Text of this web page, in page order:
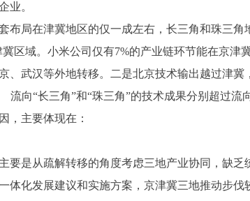
业。
局在津冀地区的仅一成左右，长三角和珠三角
区域。小米公司仅有7%的产业链环节能在京
武汉等外地转移。二是北京技术输出越过津冀
向“长三角”和“珠三角”的技术成果分别超过流
，主要体现在：
是从疏解转移的角度考虑三地产业协同，缺乏
体化发展建议和实施方案，京津冀三地推动步